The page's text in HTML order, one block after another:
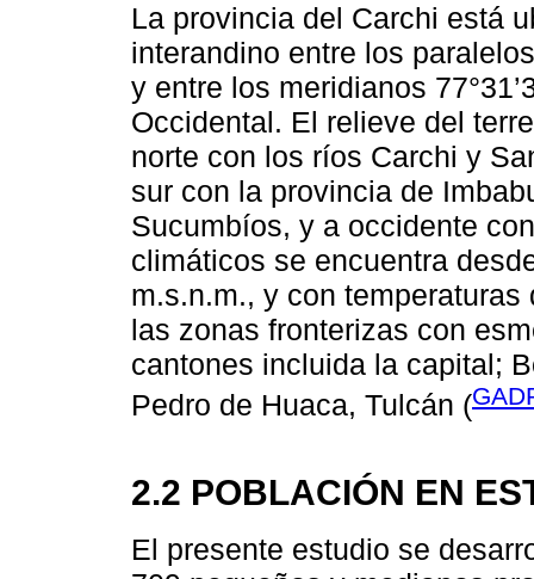
La provincia del Carchi está
interandino entre los paralelos
y entre los meridianos
Occidental. El relieve del
norte con los ríos Carchi y
sur con la provincia de
Sucumbíos, y a occidente
climáticos se encuentra
m.s.n.m., y con
las zonas fronterizas con
cantones incluida la capital;
Pedro de Huaca, Tulcán (
2.2 POBLACIÓN EN
El presente estudio se